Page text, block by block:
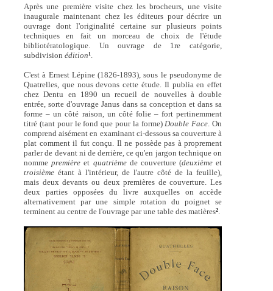
Après une première visite chez les brocheurs, une visite
inaugurale maintenant chez les éditeurs pour décrire un
ouvrage dont l'originalité certaine sur plusieurs points
techniques en fait un morceau de choix de l'étude
bibliotératologique. Un ouvrage de 1re catégorie,
subdivisionédition1
C'est à Ernest Lépine (1826-1893), sous le pseudonyme de
Quatrelles, que nous devons cette étude. Il publia en effet
chez Dentu en 1890 un recueil de nouvelles à double
entrée, sorte d'ouvrage Janus dans sa conception et dans sa
forme – un côté raison, un côté folie – fort pertinemment
titré (tant pour le fond que pour la forme) Double Face . On
comprend aisément en examinant ci-dessous sa couverture à
plat comment il fut conçu. Il ne possède pas à proprement
parler de devant ni de derrière, ce qu'en jargon technique on
nommepremière et quatrièmede couverture (deuxièmeet
troisième étant à l'intérieur, de l'autre côté de la feuille),
mais deux devants ou deux premières de couverture. Les
deux parties opposées du livre auxquelles on accède
alternativement par une simple rotation du poignet se
terminent au centre de l'ouvrage par une table des matières2